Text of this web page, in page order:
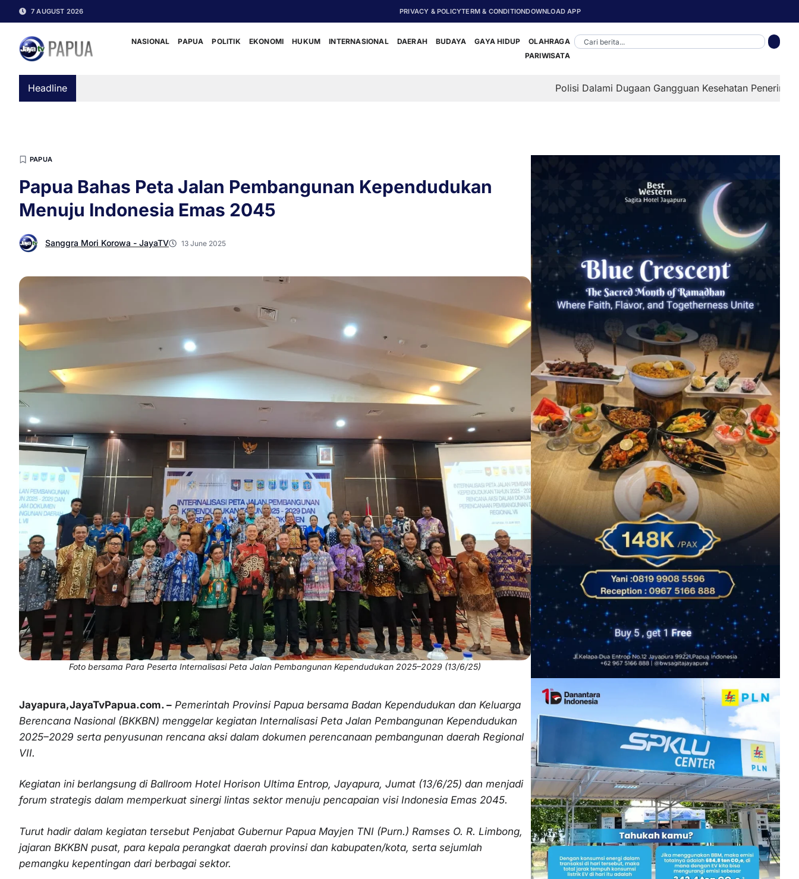
7 AUGUST 2026 PRIVACY & POLICYTERM & CONDITIONDOWNLOAD APP
NASIONAL PAPUA POLITIK EKONOMI HUKUM INTERNASIONAL DAERAH BUDAYA GAYA HIDUP
OLAHRAGA
PARIWISATA
Headline ‎Polisi Dalami Dugaan Gangguan Kesehatan Penerima MBG di
PAPUA
Papua Bahas Peta Jalan Pembangunan Kependudukan
Menuju Indonesia Emas 2045
Sanggra Mori Korowa - JayaTV 13 June 2025
Foto bersama Para Peserta Internalisasi Peta Jalan Pembangunan Kependudukan 2025–2029 (13/6/25)
Jayapura,JayaTvPapua.com. – Pemerintah Provinsi Papua bersama Badan Kependudukan dan Keluarga
Berencana Nasional (BKKBN) menggelar kegiatan Internalisasi Peta Jalan Pembangunan Kependudukan
2025–2029 serta penyusunan rencana aksi dalam dokumen perencanaan pembangunan daerah Regional
VII.
Kegiatan ini berlangsung di Ballroom Hotel Horison Ultima Entrop, Jayapura, Jumat (13/6/25) dan menjadi
forum strategis dalam memperkuat sinergi lintas sektor menuju pencapaian visi Indonesia Emas 2045.
Turut hadir dalam kegiatan tersebut Penjabat Gubernur Papua Mayjen TNI (Purn.) Ramses O. R. Limbong,
jajaran BKKBN pusat, para kepala perangkat daerah provinsi dan kabupaten/kota, serta sejumlah
pemangku kepentingan dari berbagai sektor.